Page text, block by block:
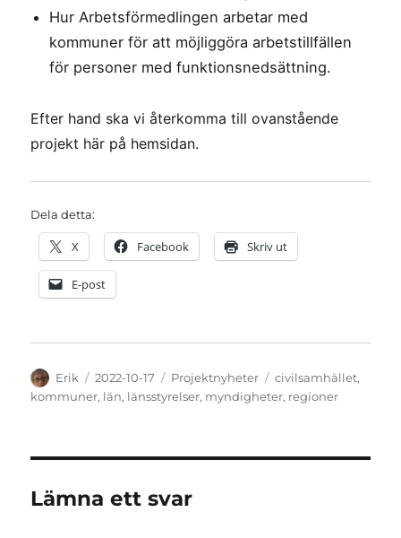
Hur Arbetsförmedlingen arbetar med
kommuner för att möjliggöra arbetstillfällen
för personer med funktionsnedsättning.
Efter hand ska vi återkomma till ovanstående
projekt här på hemsidan.
Dela detta:
X Facebook Skriv ut
E-post
Författare
Erik
Publicerat
den
2022-10-17 Kategorier
Projektnyheter Etiketter
civilsamhället,
kommuner, län, länsstyrelser, myndigheter, regioner
Lämna ett svar